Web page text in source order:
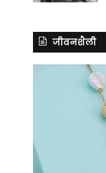
जीवनशैली